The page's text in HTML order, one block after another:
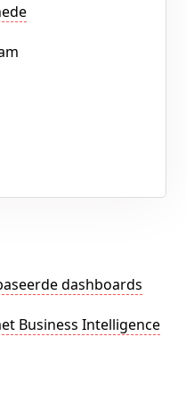
dashboards
Business Intelligence